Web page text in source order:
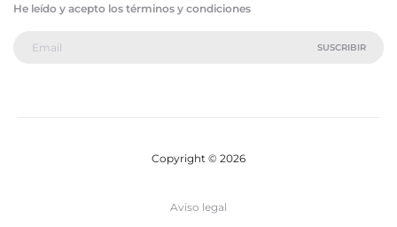
He leído y acepto los términos y condiciones
Copyright © 2026
Aviso legal